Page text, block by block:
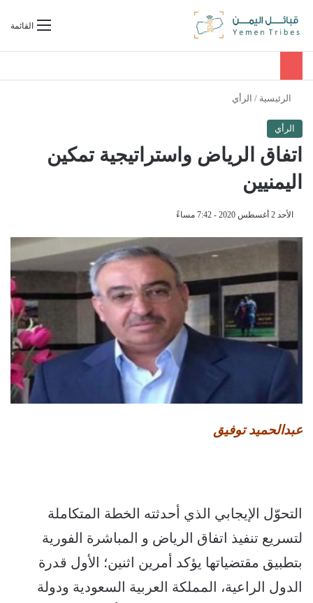
القائمةبحث عن
الرئيسية / الرأي
الرأي
اتفاق الرياض واستراتيجية تمكين
اليمنيين
الأحد 2 أغسطس 2020 - 7:42 مساءً
عبدالحميد توفيق
التحوّل الإيجابي الذي أحدثته الخطة المتكاملة
لتسريع تنفيذ اتفاق الرياض و المباشرة الفورية
بتطبيق مقتضياتها يؤكد أمرين اثنين؛ الأول قدرة
الدول الراعية، المملكة العربية السعودية ودولة